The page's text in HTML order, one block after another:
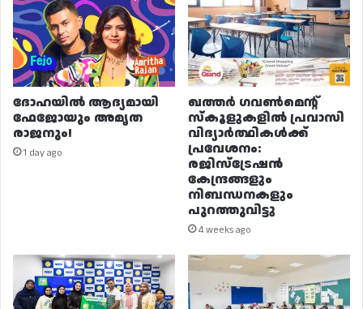
ദോഹയിൽ ആദ്യമായി
ഫേജോയും അമൃത
രാജനും!
1 day ago
ഖത്തർ ഗവൺമെന്റ്
സ്കൂളുകളിൽ പ്രവാസി
വിദ്യാർത്ഥികൾക്ക്
പ്രവേശനം:
രജിസ്ട്രേഷൻ
കേന്ദ്രങ്ങളും
നിബന്ധനകളും
പുറത്തുവിട്ടു
4 weeks ago